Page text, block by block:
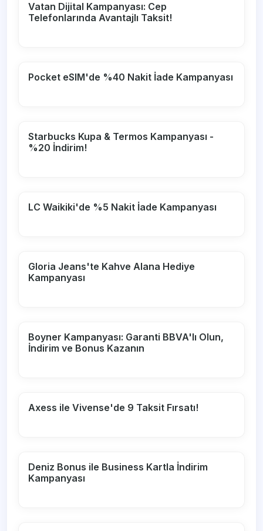
Vatan Dijital Kampanyası: Cep
Telefonlarında Avantajlı Taksit!
Pocket eSIM'de %40 Nakit İade Kampanyası
Starbucks Kupa & Termos Kampanyası -
%20 İndirim!
LC Waikiki'de %5 Nakit İade Kampanyası
Gloria Jeans'te Kahve Alana Hediye
Kampanyası
Boyner Kampanyası: Garanti BBVA'lı Olun,
İndirim ve Bonus Kazanın
Axess ile Vivense'de 9 Taksit Fırsatı!
Deniz Bonus ile Business Kartla İndirim
Kampanyası